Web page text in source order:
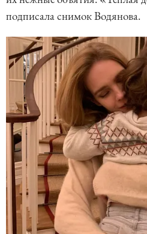
подписала снимок Водянова.